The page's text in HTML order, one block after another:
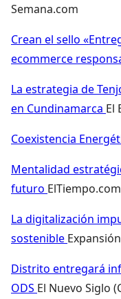
Semana.com
Crean el sello
ecommerce
La estrategia de
en Cundinamarca El
Coexistencia
Mentalidad
futuro ElTiempo.com
La digitalización
sostenible
Distrito entregará
ODS El Nuevo Siglo